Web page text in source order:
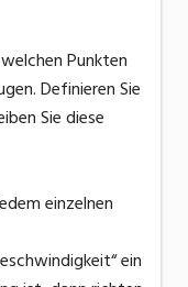
Punkten
Definieren Sie
Sie diese
einzelnen
ein